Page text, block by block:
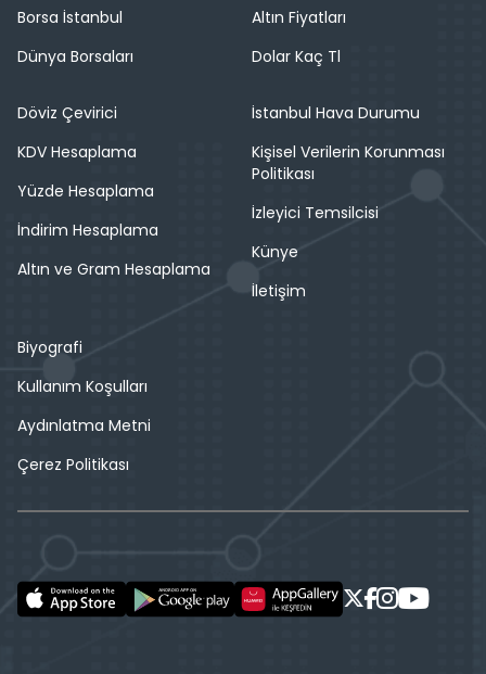
Borsa İstanbul
Dünya Borsaları
Altın Fiyatları
Dolar Kaç Tl
Döviz Çevirici
KDV Hesaplama
Yüzde Hesaplama
İndirim Hesaplama
Altın ve Gram Hesaplama
İstanbul Hava Durumu
Kişisel Verilerin Korunması
Politikası
İzleyici Temsilcisi
Künye
İletişim
Biyografi
Kullanım Koşulları
Aydınlatma Metni
Çerez Politikası